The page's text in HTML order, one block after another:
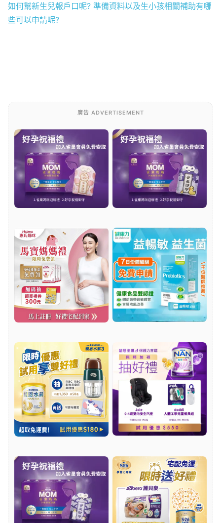
如何幫新生兒報戶口呢? 準備資料以及生小孩相關補助有哪
些可以申請呢?
廣告 ADVERTISEMENT